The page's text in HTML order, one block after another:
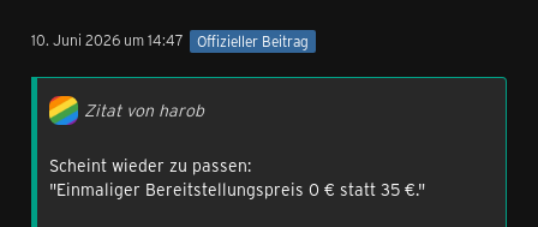
10. Juni 2026 um 14:47 Offizieller Beitrag
Zitat von harob
Scheint wieder zu passen:
"Einmaliger Bereitstellungspreis 0 € statt 35 €."